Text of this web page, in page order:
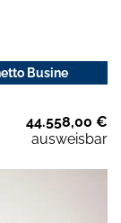
Busine
44.558,00 €
ausweisbar